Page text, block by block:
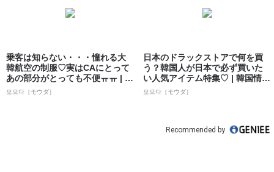
乗客は知らない・・・憧れる大
韓航空の制服♡実はCAにとって
あの部分がとっても不便ㅠㅠ | 韓
国情報...
모으다［モウダ］
日本のドラックストアで何を買
う？韓国人が日本で必ず買いた
い人気アイテム特集♡ | 韓国情報
サイト ...
모으다［モウダ］
Recommended by